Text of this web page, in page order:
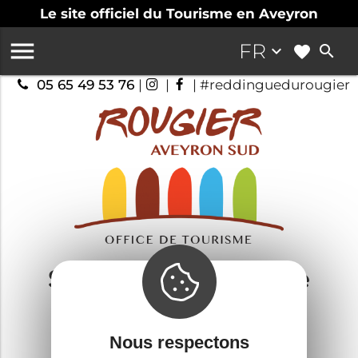
Le site officiel du Tourisme en Aveyron
FR keyboard_arrow_down search

05 65 49 53 76 | | | #reddinguedurougier
Saint-Sernin-sur-Rance
Savourer
Nous respectons